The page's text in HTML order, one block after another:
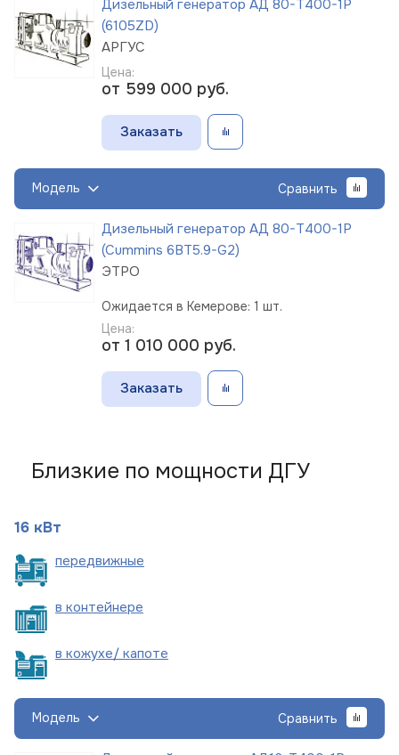
Дизельный генератор АД 80-Т400-1Р
(6105ZD)
АРГУС
Цена:
от 599 000 руб.
Заказать
Модель Сравнить
Дизельный генератор АД 80-Т400-1Р
(Cummins 6BT5.9-G2)
ЭТРО
Ожидается в Кемерове: 1 шт.
Цена:
от 1 010 000 руб.
Заказать
Близкие по мощности ДГУ
16 кВт
передвижные
в контейнере
в кожухе/ капоте
Модель Сравнить